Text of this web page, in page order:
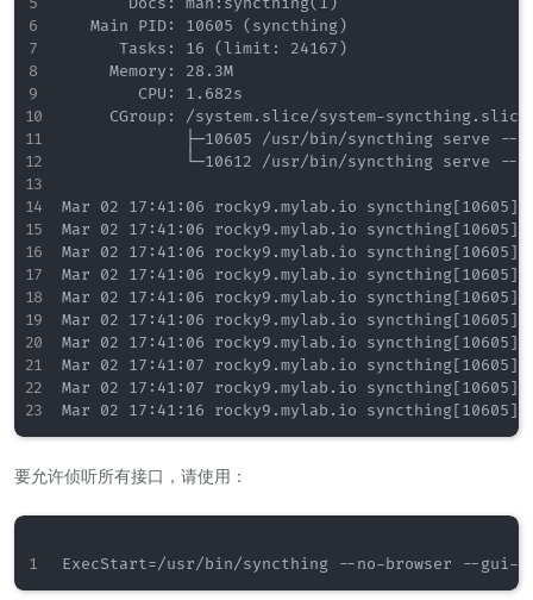
       Docs: man:syncthing(1)
   Main PID: 10605 (syncthing)
      Tasks: 16 (limit: 24167)
     Memory: 28.3M
        CPU: 1.682s
CGroup: /system.slice/system-
├─10605 /usr/bin/syncthing serve --
└─10612 /usr/bin/syncthing serve --
Mar 02 17:41:06 rocky9.mylab.io
Mar 02 17:41:06 rocky9.mylab.io
Mar 02 17:41:06 rocky9.mylab.io
Mar 02 17:41:06 rocky9.mylab.io
Mar 02 17:41:06 rocky9.mylab.io
Mar 02 17:41:06 rocky9.mylab.io
Mar 02 17:41:06 rocky9.mylab.io
Mar 02 17:41:07 rocky9.mylab.io
Mar 02 17:41:07 rocky9.mylab.io
要允许侦听所有接口，请使用：